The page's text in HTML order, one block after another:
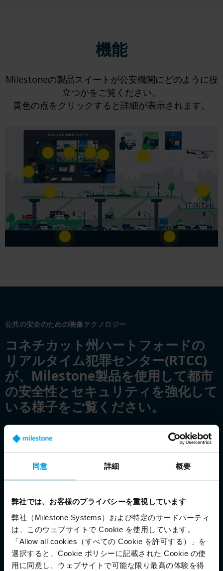
同意 詳細 概要
弊社では、お客様のプライバシーを重視しています
弊社（Milestone Systems）および特定のサードパーティ
は、このウェブサイトで Cookie を使用しています。
「Allow all cookies（すべての Cookie を許可する）」を
選択すると、Cookie ポリシーに記載された Cookie の使
用に同意し、ウェブサイトで可能な限り最高の体験を得
機能
Milestoneの製品スイートが公安機関にどのように役
立つかをご覧ください。
黄色の点をクリックすると詳細が表示されます。
公共の安全のための映像テクノロジー
コネチカット州ハートフォードの
リアルタイム犯罪センター(RTCC)
が、Milestone製品を使用して都市
の安全性とセキュリティを強化して
いる様子をご覧ください。
カスタマーストーリーを読む